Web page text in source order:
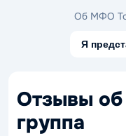
Об МФО
Я
Отзывы
группа